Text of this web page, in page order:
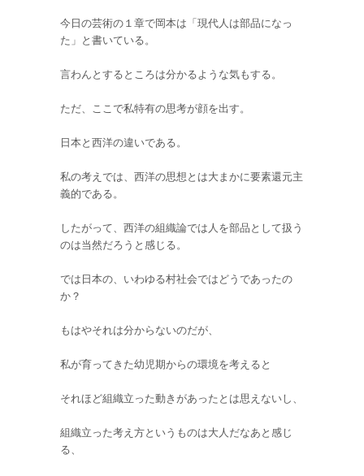
今日の芸術の１章で岡本は「現代人は部品になっ
た」と書いている。
言わんとするところは分かるような気もする。
ただ、ここで私特有の思考が顔を出す。
日本と西洋の違いである。
私の考えでは、西洋の思想とは大まかに要素還元主
義的である。
したがって、西洋の組織論では人を部品として扱う
のは当然だろうと感じる。
では日本の、いわゆる村社会ではどうであったの
か？
もはやそれは分からないのだが、
私が育ってきた幼児期からの環境を考えると
それほど組織立った動きがあったとは思えないし、
組織立った考え方というものは大人だなあと感じ
る、